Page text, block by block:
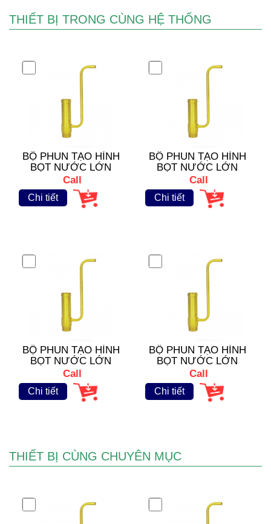
THIẾT BỊ TRONG CÙNG HỆ THỐNG
BỘ PHUN TẠO HÌNH
BỌT NƯỚC LỚN
VFB- 1674
Call
Chi tiết
BỘ PHUN TẠO HÌNH
BỌT NƯỚC LỚN
VFB- 1675
Call
Chi tiết
BỘ PHUN TẠO HÌNH
BỌT NƯỚC LỚN
VFB- 1676
Call
Chi tiết
BỘ PHUN TẠO HÌNH
BỌT NƯỚC LỚN
VFB- 1677
Call
Chi tiết
THIẾT BỊ CÙNG CHUYÊN MỤC